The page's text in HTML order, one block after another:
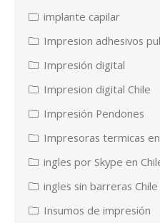
implante capilar
Impresion adhesivos
Impresión digital
Impresion digital Chile
Impresión Pendones
Impresoras termicas
ingles por Skype en
ingles sin barreras Chile
Insumos de impresión